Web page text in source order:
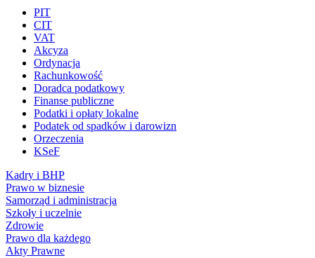
PIT
CIT
VAT
Akcyza
Ordynacja
Rachunkowość
Doradca podatkowy
Finanse publiczne
Podatki i opłaty lokalne
Podatek od spadków i darowizn
Orzeczenia
KSeF
Kadry i BHP
Prawo w biznesie
Samorząd i administracja
Szkoły i uczelnie
Zdrowie
Prawo dla każdego
Akty Prawne